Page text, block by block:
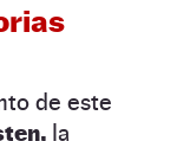
de este
la